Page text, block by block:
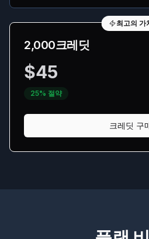
최고의 가
2,000크레딧
$45
25% 절약
크레딧 구